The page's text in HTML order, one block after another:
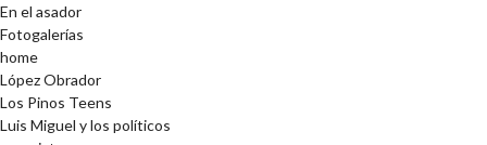
En el asador
Fotogalerías
home
López Obrador
Los Pinos Teens
Luis Miguel y los políticos